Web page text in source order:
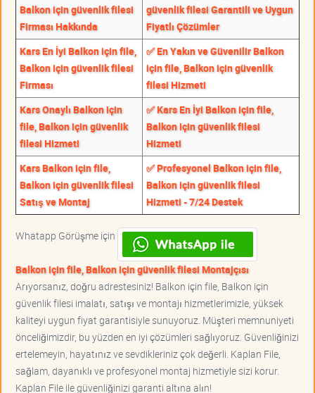
Balkon için güvenlik filesi
Firması Hakkında
güvenlik filesi Garantili ve Uygun
Fiyatlı Çözümler
Kars En İyi Balkon için file,
Balkon için güvenlik filesi
Firması
✅ En Yakın ve Güvenilir Balkon
için file, Balkon için güvenlik
filesi Hizmeti
Kars Onaylı Balkon için
file, Balkon için güvenlik
filesi Hizmeti
✅ Kars En İyi Balkon için file,
Balkon için güvenlik filesi
Hizmeti
Kars Balkon için file,
Balkon için güvenlik filesi
Satış ve Montaj
✅ Profesyonel Balkon için file,
Balkon için güvenlik filesi
Hizmeti - 7/24 Destek
Whatapp Görüşme için
Balkon için file, Balkon için güvenlik filesi Montajçısı
Arıyorsanız, doğru adrestesiniz! Balkon için file, Balkon için
güvenlik filesi imalatı, satışı ve montajı hizmetlerimizle, yüksek
kaliteyi uygun fiyat garantisiyle sunuyoruz. Müşteri memnuniyeti
önceliğimizdir, bu yüzden en iyi çözümleri sağlıyoruz. Güvenliğinizi
ertelemeyin, hayatınız ve sevdikleriniz çok değerli. Kaplan File,
sağlam, dayanıklı ve profesyonel montaj hizmetiyle sizi korur.
Kaplan File ile güvenliğinizi garanti altına alın!